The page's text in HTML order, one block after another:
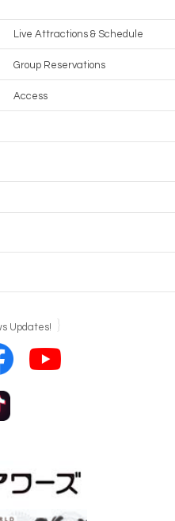
Live Attractions & Schedule
Group Reservations
Access
Updates!